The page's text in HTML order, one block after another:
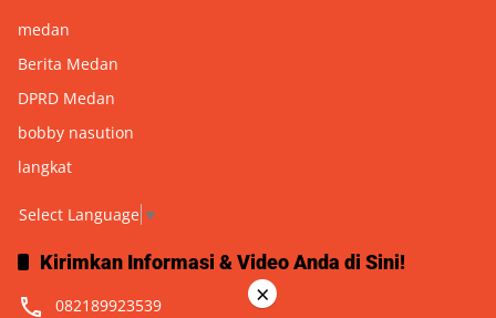
medan
Berita Medan
DPRD Medan
bobby nasution
langkat
Select Language ▼
Kirimkan Informasi & Video Anda di Sini!
082189923539 ×